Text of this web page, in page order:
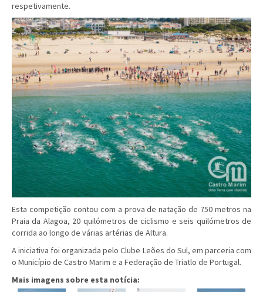
respetivamente.
Esta competição contou com a prova de natação de 750 metros na
Praia da Alagoa, 20 quilómetros de ciclismo e seis quilómetros de
corrida ao longo de várias artérias de Altura.
A iniciativa foi organizada pelo Clube Leões do Sul, em parceria com
o Município de Castro Marim e a Federação de Triatlo de Portugal.
Mais imagens sobre esta notícia: